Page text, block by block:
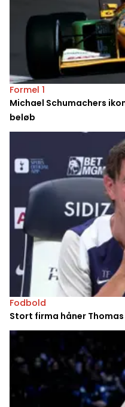
Formel 1
Michael Schumachers
beløb
Fodbold
Stort firma håner